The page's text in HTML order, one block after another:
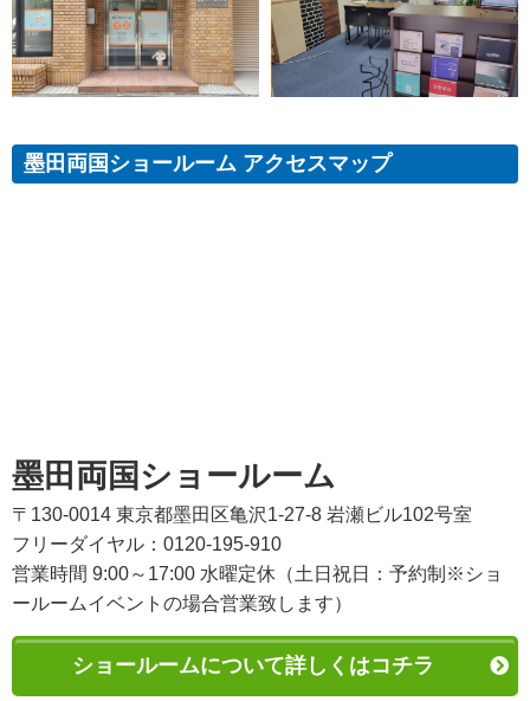
墨田両国ショールーム アクセスマップ
墨田両国ショールーム
〒130-0014 東京都墨田区亀沢1-27-8 岩瀬ビル102号室
フリーダイヤル：0120-195-910
営業時間 9:00～17:00 水曜定休（土日祝日：予約制※ショ
ールームイベントの場合営業致します）
ショールームについて詳しくはコチラ